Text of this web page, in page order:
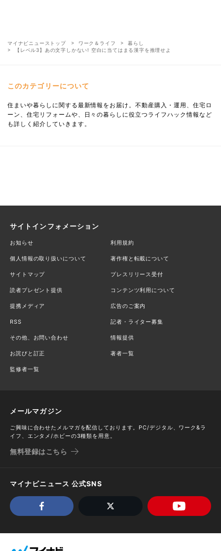
マイナビニューストップ ワーク＆ライフ
暮らし
【レベル3】あの文字しかない! 空白に当てはまる漢字を推理せよ
このカテゴリーについて
住まいや暮らしに関する最新情報をお届け。不動産購入・運用、住宅ロ
ーン、住宅リフォームや、日々の暮らしに役立つライフハック情報など
も詳しく紹介していきます。
サイトインフォメーション
お知らせ 利用規約
個人情報の取り扱いについて 著作権と転載について
サイトマップ プレスリリース受付
読者プレゼント提供 コンテンツ利用について
提携メディア 広告のご案内
RSS 記者・ライター募集
その他、お問い合わせ 情報提供
お詫びと訂正 著者一覧
監修者一覧
メールマガジン
ご興味に合わせたメルマガを配信しております。PC/デジタル、ワーク&ラ
イフ、エンタメ/ホビーの3種類を用意。
無料登録はこちら
マイナビニュース 公式SNS